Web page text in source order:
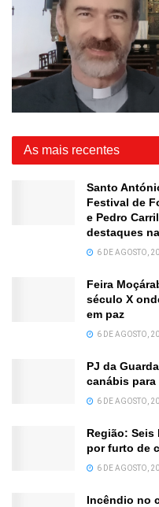
As mais recentes
Santo
Festival de
e Pedro
destaques
6 DE AGOSTO,
Feira
século X
em paz
6 DE AGOSTO,
PJ da
canábis para
6 DE AGOSTO,
Região: Seis
por furto de
6 DE AGOSTO,
Incêndio no